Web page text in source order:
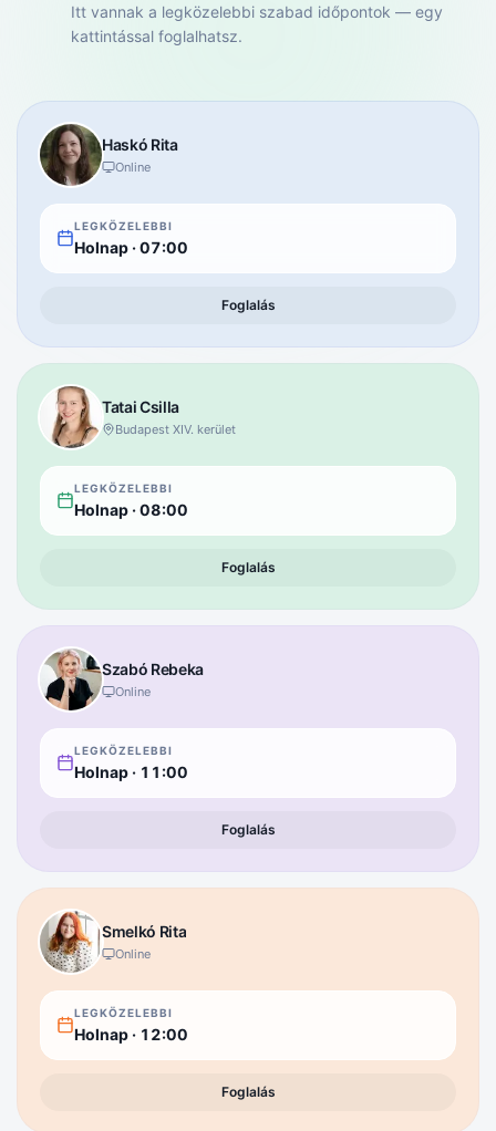
Itt vannak a legközelebbi szabad időpontok — egy
kattintással foglalhatsz.
Haskó Rita
Online
LEGKÖZELEBBI
Holnap ·07:00
Foglalás
TataiCsilla
Budapest XIV. kerület
LEGKÖZELEBBI
Holnap ·08:00
Foglalás
Szabó Rebeka
Online
LEGKÖZELEBBI
Holnap · 11:00
Foglalás
Smelkó Rita
Online
LEGKÖZELEBBI
Holnap · 12:00
Foglalás